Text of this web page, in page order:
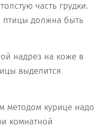
часть грудки.
птицы должна быть
надрез на коже в
выделится
методом курице надо
комнатной